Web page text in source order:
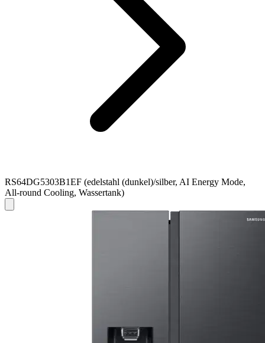
RS64DG5303B1EF (edelstahl (dunkel)/silber, AI Energy Mode,
All-round Cooling, Wassertank)